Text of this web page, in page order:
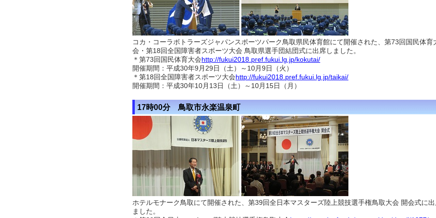
コカ・コーラボトラーズジャパンスポーツパーク鳥取県民体育館にて開催された、第73回国民体育
会・第18回全国障害者スポーツ大会 鳥取県選手団結団式に出席しました。
＊第73回国民体育大会http://fukui2018.pref.fukui.lg.jp/kokutai/
開催期間：平成30年9月29日（土）～10月9日（火）
＊第18回全国障害者スポーツ大会http://fukui2018.pref.fukui.lg.jp/taikai/
開催期間：平成30年10月13日（土）～10月15日（月）
17時00分 鳥取市永楽温泉町
ホテルモナーク鳥取にて開催された、第39回全日本マスターズ陸上競技選手権鳥取大会 開会式に
ました。